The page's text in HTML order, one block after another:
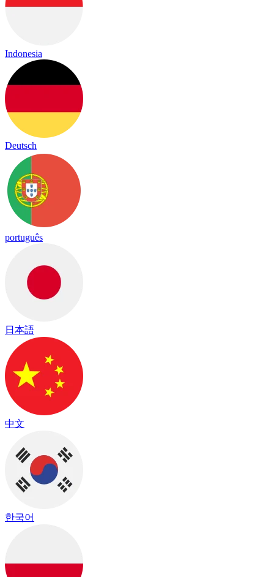
Indonesia
Deutsch
português
日本語
中文
한국어